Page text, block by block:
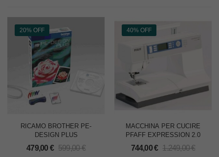
20% OFF
RICAMO BROTHER PE-
DESIGN PLUS
479,00 € 599,00€
40% OFF
MACCHINA PER CUCIRE
PFAFF EXPRESSION 2.0
744,00€ 1.249,00€